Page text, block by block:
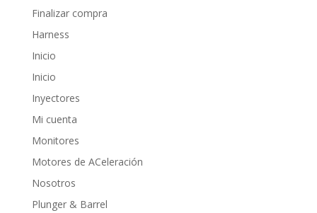
Finalizar compra
Harness
Inicio
Inicio
Inyectores
Mi cuenta
Monitores
Motores de ACeleración
Nosotros
Plunger & Barrel